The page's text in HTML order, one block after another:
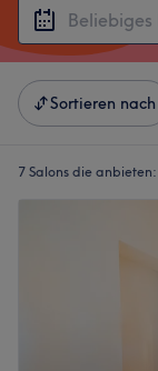
Sortieren nach
7 Salons die anbieten: